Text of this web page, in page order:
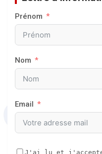
Prénom
Nom
Email
J'ai lu et